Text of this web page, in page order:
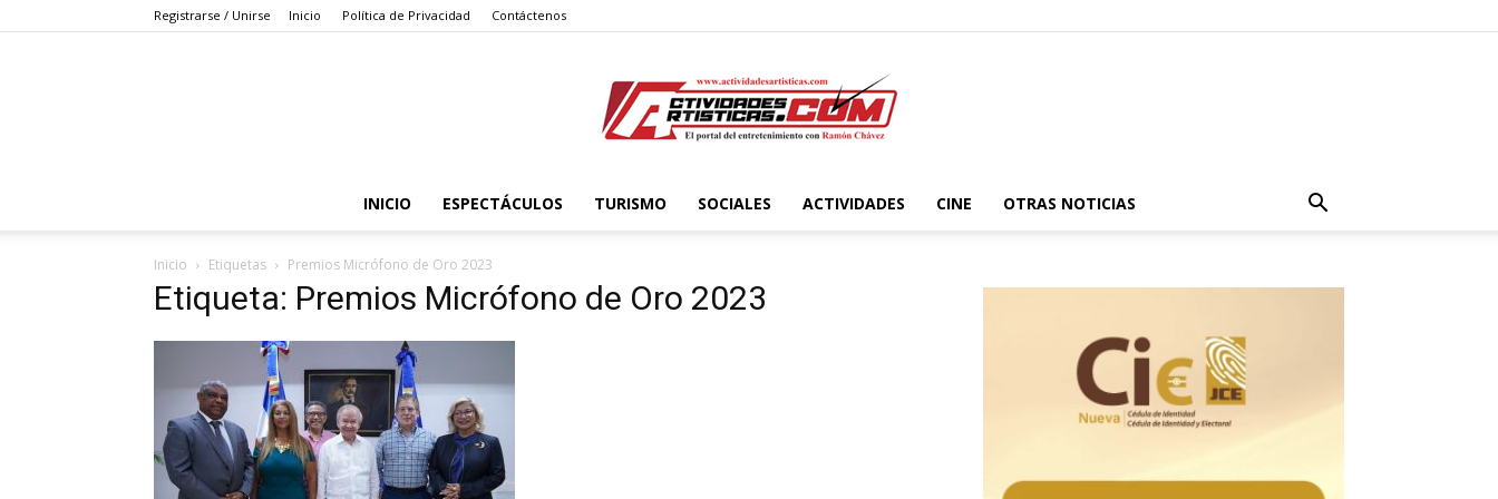
Registrarse / Unirse Inicio Política de Privacidad Contáctenos
Actividadesartisticas.com
INICIO ESPECTÁCULOS TURISMO SOCIALES ACTIVIDADES CINE OTRAS NOTICIAS
Inicio Etiquetas Premios Micrófono de Oro 2023
Etiqueta: Premios Micrófono de Oro 2023